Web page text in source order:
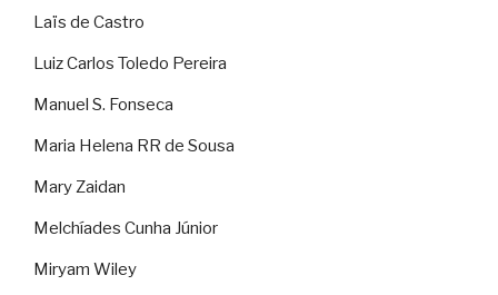
Laïs de Castro
Luiz Carlos Toledo Pereira
Manuel S. Fonseca
Maria Helena RR de Sousa
Mary Zaidan
Melchíades Cunha Júnior
Miryam Wiley